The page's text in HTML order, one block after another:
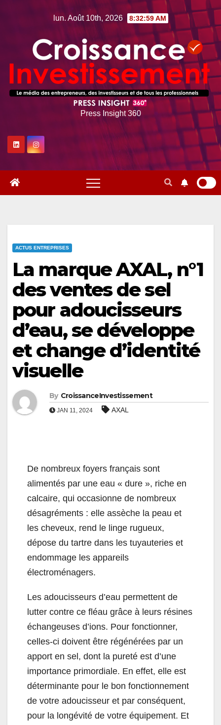
lun. Août 10th, 2026 8:33:00 AM
Press Insight 360
ACTUS ENTREPRISES
La marque AXAL, n°1
des ventes de sel
pour adoucisseurs
d’eau, se développe
et change d’identité
visuelle
By CroissanceInvestissement
JAN 11, 2024 AXAL
De nombreux foyers français sont
alimentés par une eau « dure », riche en
calcaire, qui occasionne de nombreux
désagréments : elle assèche la peau et
les cheveux, rend le linge rugueux,
dépose du tartre dans les tuyauteries et
endommage les appareils
électroménagers.
Les adoucisseurs d’eau permettent de
lutter contre ce fléau grâce à leurs résines
échangeuses d’ions. Pour fonctionner,
celles-ci doivent être régénérées par un
apport en sel, dont la pureté est d’une
importance primordiale. En effet, elle est
déterminante pour le bon fonctionnement
de votre adoucisseur et par conséquent,
pour la longévité de votre équipement. Et